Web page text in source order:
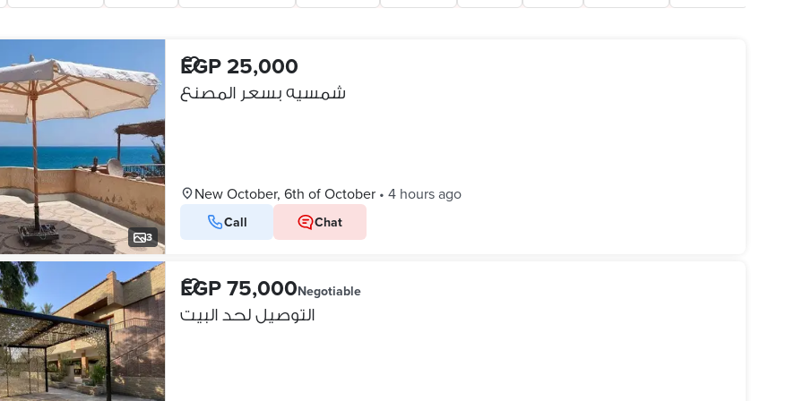
3
EGP 25,000
شمسيه بسعر المصنع
New October, 6th of October • 4 hours ago
Call Chat
EGP 75,000Negotiable
التوصيل لحد البيت